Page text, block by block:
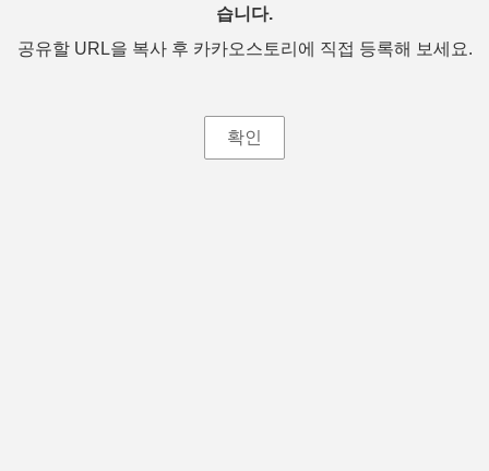
습니다.
공유할 URL을 복사 후 카카오스토리에 직접 등록해 보세요.
확인